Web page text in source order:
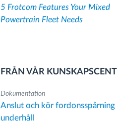
5 Frotcom Features Your Mixed
Powertrain Fleet Needs
FRÅN VÅR
Dokumentation
Anslut och kör fordonsspårning
underhåll